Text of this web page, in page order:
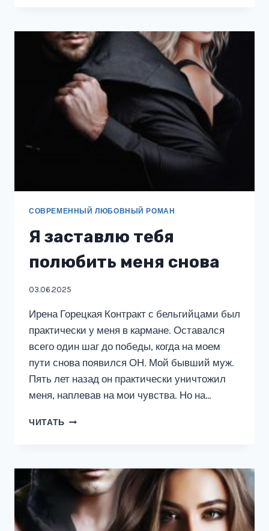
КАК
ВЫЙТИ
ЗАМУЖ
МАГА
СОВРЕМЕННЫЙ ЛЮБОВНЫЙ РОМАН
Я заставлю тебя
полюбить меня снова
03.06.2025
Ирена Горецкая Контракт с бельгийцами был
практически у меня в кармане. Оставался
всего один шаг до победы, когда на моем
пути снова появился ОН. Мой бывший муж.
Пять лет назад он практически уничтожил
меня, наплевав на мои чувства. Но на…
ЧИТАТЬ
МЕНЯ
СНОВА